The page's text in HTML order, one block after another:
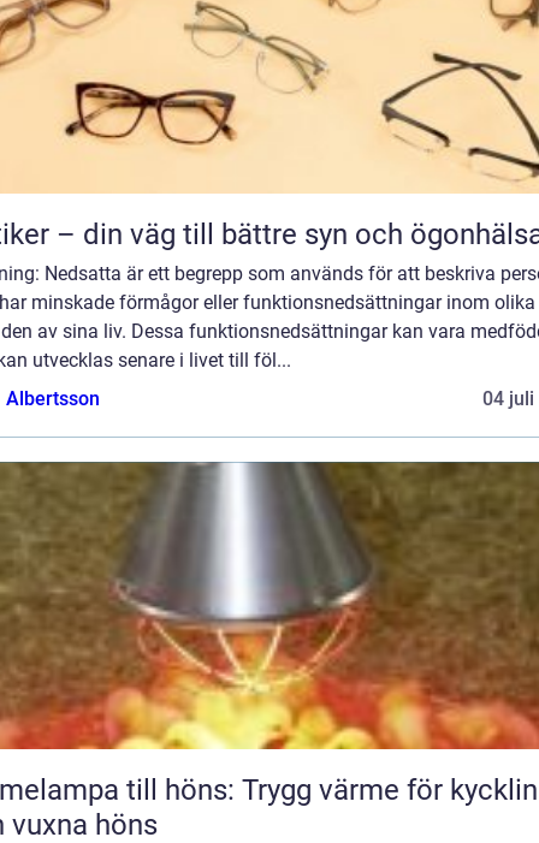
– din väg till bättre syn och
Nedsatta är ett begrepp som används för att beskriva
minskade förmågor eller funktionsnedsättningar inom olika
av sina liv. Dessa funktionsnedsättningar kan vara
utvecklas senare i livet till föl...
Albertsson
04 juli
till höns: Trygg värme för
vuxna höns